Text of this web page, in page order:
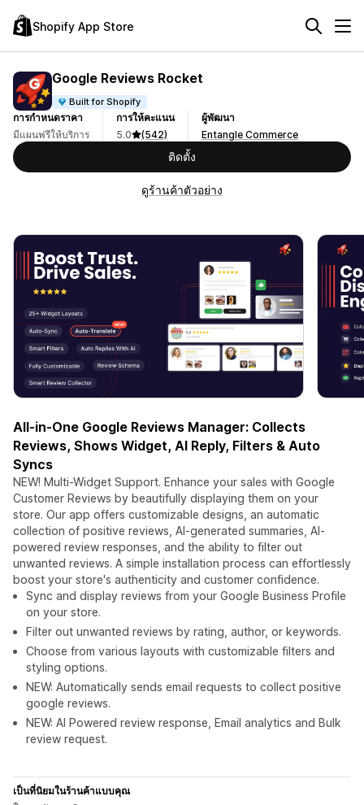
Shopify App Store
Google Reviews Rocket
Built for Shopify
การกำหนดราคา
มีแผนฟรีให้บริการ
การให้คะแนน
5.0
(542)
ผู้พัฒนา
Entangle Commerce
ติดตั้ง
ดูร้านค้าตัวอย่าง
All-in-One Google Reviews Manager: Collects
Reviews, Shows Widget, AI Reply, Filters & Auto
Syncs
NEW! Multi-Widget Support. Enhance your sales with Google
Customer Reviews by beautifully displaying them on your
store. Our app offers customizable designs, an automatic
collection of positive reviews, AI-generated summaries, AI-
powered review responses, and the ability to filter out
unwanted reviews. A simple installation process can effortlessly
boost your store's authenticity and customer confidence.
Sync and display reviews from your Google Business Profile
on your store.
Filter out unwanted reviews by rating, author, or keywords.
Choose from various layouts with customizable filters and
styling options.
NEW: Automatically sends email requests to collect positive
google reviews.
NEW: AI Powered review response, Email analytics and Bulk
review request.
เป็นที่นิยมในร้านค้าแบบคุณ